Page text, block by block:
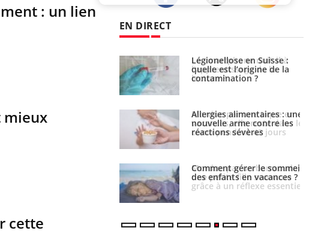
: un lien
mieux
cette
EN DIRECT
Mordue par une tique en
vacances, elle reste dans le
Légionellose en Suisse :
quelle est l’origine de la
contamination ?
Allergies alimentaires : une
nouvelle arme contre les
réactions sévères
Comment gérer le sommeil
des enfants en vacances ?